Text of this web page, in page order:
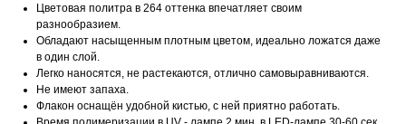
Цветовая политра в 264 оттенка впечатляет своим
разнообразием.
Обладают насыщенным плотным цветом, идеально ложатся даже
в один слой.
Легко наносятся, не растекаются, отлично самовыравниваются.
Не имеют запаха.
Флакон оснащён удобной кистью, с ней приятно работать.